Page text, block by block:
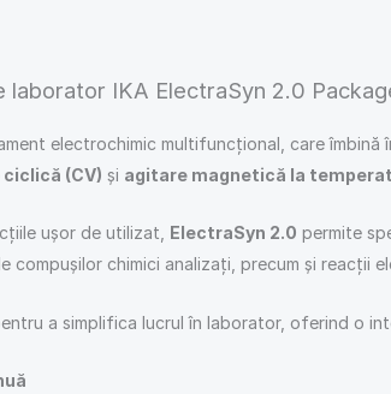
IKA ElectraSyn 2.0
electrochimic multifuncțional, care
(CV) și agitare magnetică la
ușor de utilizat, ElectraSyn 2.0 permite
compușilor chimici analizați, precum și
a simplifica lucrul în laborator, oferind o